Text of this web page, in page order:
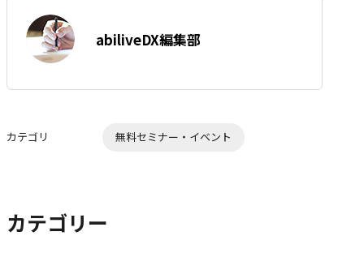
す
る
な
ッ
ー
著
者:
abiliveDX編集部
カテゴリ 無料セミナー・イベント
カテゴリー